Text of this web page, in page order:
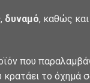
, δυναμό, καθώς
που
κρατάει το όχημά